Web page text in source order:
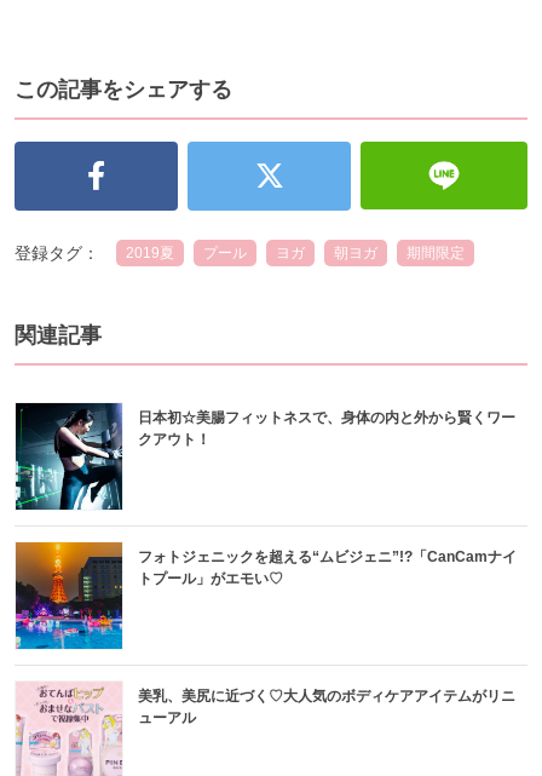
この記事をシェアする
登録タグ： 2019夏 プール ヨガ 朝ヨガ 期間限定
関連記事
日本初☆美腸フィットネスで、身体の内と外から賢くワー
クアウト！
フォトジェニックを超える“ムビジェニ”!?「CanCamナイ
トプール」がエモい♡
美乳、美尻に近づく♡大人気のボディケアアイテムがリニ
ューアル